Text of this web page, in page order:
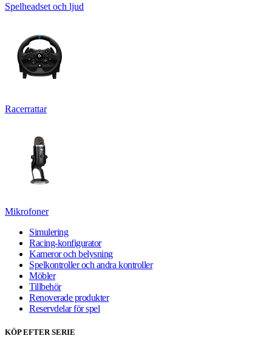
Spelheadset och ljud
Racerrattar
Mikrofoner
Simulering
Racing-konfigurator
Kameror och belysning
Spelkontroller och andra kontroller
Möbler
Tillbehör
Renoverade produkter
Reservdelar för spel
KÖP EFTER SERIE